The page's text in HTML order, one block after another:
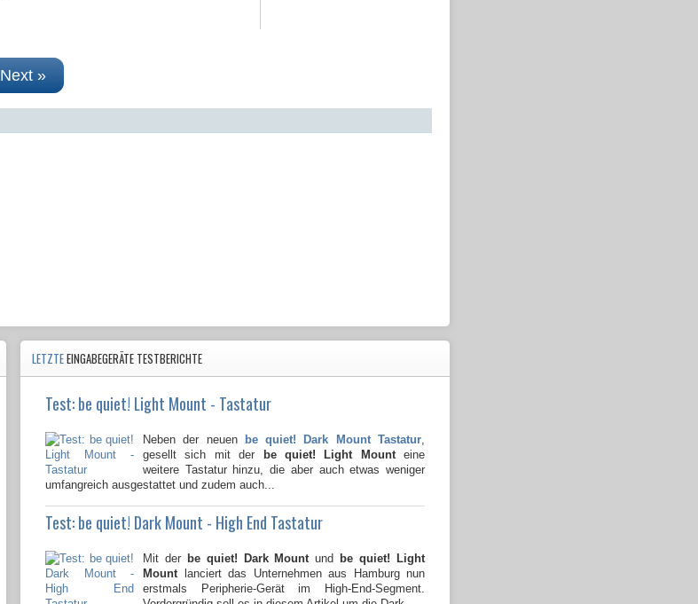
Next »
LETZTEEINGABEGERÄTE TESTBERICHTE
Test: be quiet! Light Mount - Tastatur
Neben der neuen be quiet! Dark Mount Tastatur
gesellt sich mit der be quiet! Light Mounteine
weitere Tastatur hinzu, die aber auch etwas weniger
umfangreich ausgestattet und zudem auch...
Test: be quiet! Dark Mount - High End Tastatur
Mit der be quiet! Dark Mount und be quiet! Light
Mount lanciert das Unternehmen aus Hamburg nun
erstmals Peripherie-Gerät im High-End-Segment.